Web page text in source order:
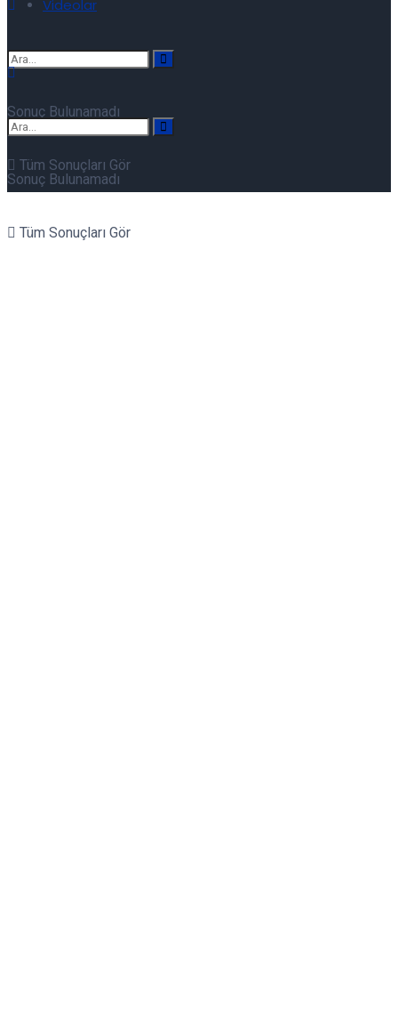
Sonuç Bulunamadı
Tüm Sonuçları Gör
Videolar
Sonuç Bulunamadı
Tüm Sonuçları Gör